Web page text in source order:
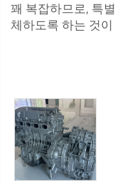
꽤 복잡하므로, 특
체하도록 하는 것